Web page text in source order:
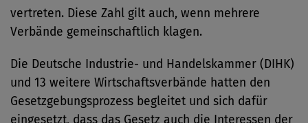
vertreten. Diese Zahl gilt auch, wenn mehrere
Verbände gemeinschaftlich klagen.
Die Deutsche Industrie- und Handelskammer (DIHK)
und 13 weitere Wirtschaftsverbände hatten den
Gesetzgebungsprozess begleitet und sich dafür
eingesetzt, dass das Gesetz auch die Interessen der